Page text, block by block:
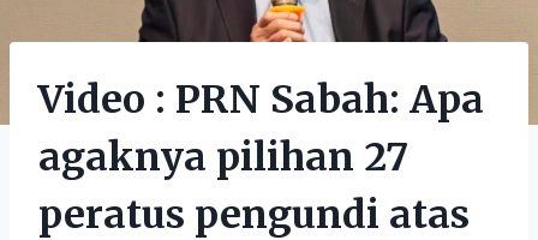
Video : PRN Sabah: Apa
agaknya pilihan 27
peratus pengundi atas